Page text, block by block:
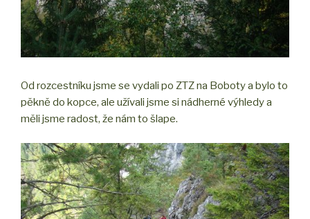
Od rozcestníku jsme se vydali po ZTZ na Boboty a bylo to
pěkně do kopce, ale užívali jsme si nádherné výhledy a
měli jsme radost, že nám to šlape.